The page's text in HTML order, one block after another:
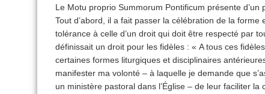
Le Motu proprio Summorum Pontificum présente d’un
Tout d’abord, il a fait passer la célébration de la forme
tolérance à celle d’un droit qui doit être respecté par
définissait un droit pour les fidèles : « A tous ces
certaines formes liturgiques et disciplinaires
manifester ma volonté – à laquelle je demande que
un ministère pastoral dans l’Église – de leur faciliter